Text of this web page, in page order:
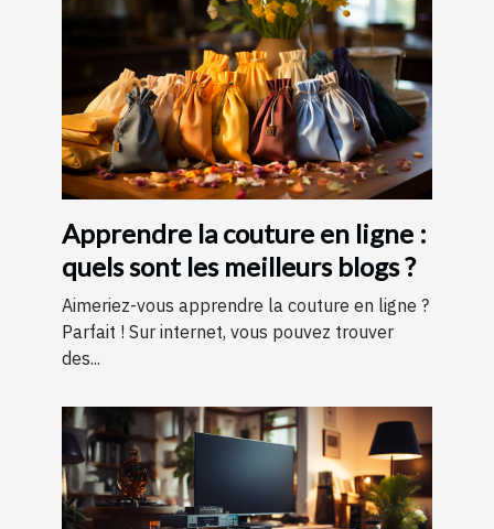
Apprendre la couture en ligne :
quels sont les meilleurs blogs ?
Aimeriez-vous apprendre la couture en ligne ?
Parfait ! Sur internet, vous pouvez trouver
des...